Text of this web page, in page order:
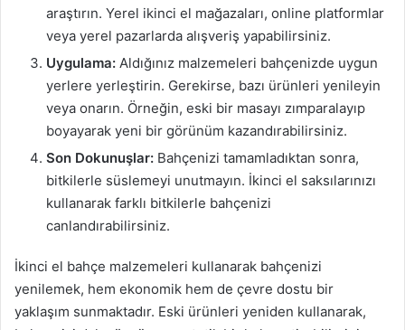
araştırın. Yerel ikinci el mağazaları, online platformlar
veya yerel pazarlarda alışveriş yapabilirsiniz.
Uygulama: Aldığınız malzemeleri bahçenizde uygun
yerlere yerleştirin. Gerekirse, bazı ürünleri yenileyin
veya onarın. Örneğin, eski bir masayı zımparalayıp
boyayarak yeni bir görünüm kazandırabilirsiniz.
Son Dokunuşlar: Bahçenizi tamamladıktan sonra,
bitkilerle süslemeyi unutmayın. İkinci el saksılarınızı
kullanarak farklı bitkilerle bahçenizi
canlandırabilirsiniz.
İkinci el bahçe malzemeleri kullanarak bahçenizi
yenilemek, hem ekonomik hem de çevre dostu bir
yaklaşım sunmaktadır. Eski ürünleri yeniden kullanarak,